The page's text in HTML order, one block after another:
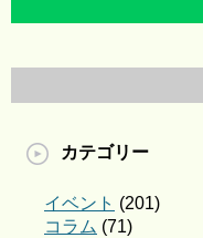
カテゴリー
イベント (201)
コラム (71)